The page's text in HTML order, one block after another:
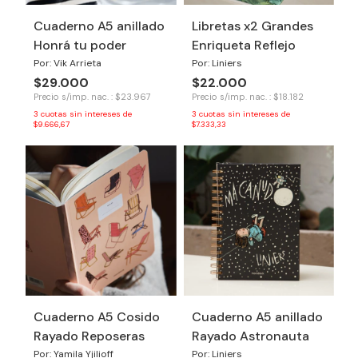
Cuaderno A5 anillado
Honrá tu poder
Por: Vik Arrieta
$29.000
Precio s/imp. nac. : $23.967
3 cuotas sin intereses de
$9.666,67
Libretas x2 Grandes
Enriqueta Reflejo
Por: Liniers
$22.000
Precio s/imp. nac. : $18.182
3 cuotas sin intereses de
$7.333,33
Cuaderno A5 Cosido
Rayado Reposeras
Por: Yamila Yjilioff
Cuaderno A5 anillado
Rayado Astronauta
Por: Liniers